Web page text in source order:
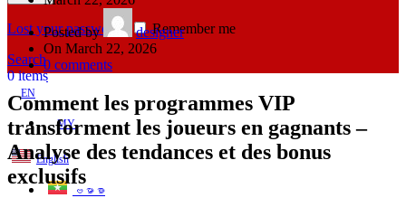
Lost your password?
Remember me
Search
0items
EN
MY
English
ဗမာစာ
Posted by
designer
On March 22, 2026
0 comments
Comment les programmes VIP
transforment les joueurs en gagnants –
Analyse des tendances et des bonus
exclusifs